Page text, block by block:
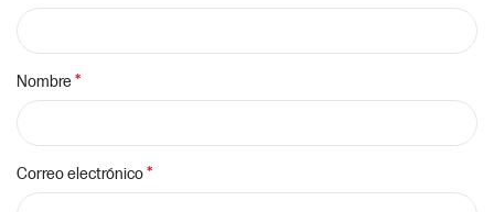
Nombre*
Correo electrónico*